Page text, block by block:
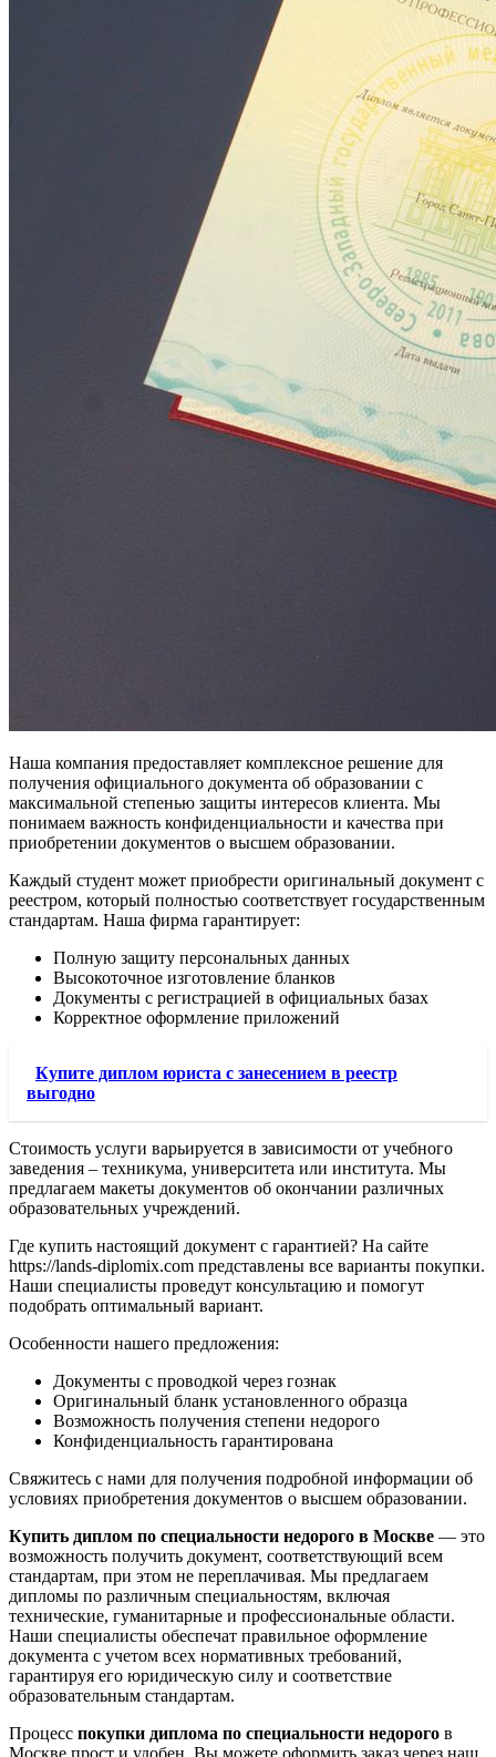
Наша компания предоставляет комплексное решение для
получения официального документа об образовании с
максимальной степенью защиты интересов клиента. Мы
понимаем важность конфиденциальности и качества при
приобретении документов о высшем образовании.
Каждый студент может приобрести оригинальный документ с
реестром, который полностью соответствует государственным
стандартам. Наша фирма гарантирует:
Полную защиту персональных данных
Высокоточное изготовление бланков
Документы с регистрацией в официальных базах
Корректное оформление приложений
Купите диплом юриста с занесением в реестр
выгодно
Стоимость услуги варьируется в зависимости от учебного
заведения – техникума, университета или института. Мы
предлагаем макеты документов об окончании различных
образовательных учреждений.
Где купить настоящий документ с гарантией? На сайте
https://lands-diplomix.com представлены все варианты покупки.
Наши специалисты проведут консультацию и помогут
подобрать оптимальный вариант.
Особенности нашего предложения:
Документы с проводкой через гознак
Оригинальный бланк установленного образца
Возможность получения степени недорого
Конфиденциальность гарантирована
Свяжитесь с нами для получения подробной информации об
условиях приобретения документов о высшем образовании.
Купить диплом по специальности недорого в Москве — это
возможность получить документ, соответствующий всем
стандартам, при этом не переплачивая. Мы предлагаем
дипломы по различным специальностям, включая
технические, гуманитарные и профессиональные области.
Наши специалисты обеспечат правильное оформление
документа с учетом всех нормативных требований,
гарантируя его юридическую силу и соответствие
образовательным стандартам.
Процесс покупки диплома по специальности недорого в